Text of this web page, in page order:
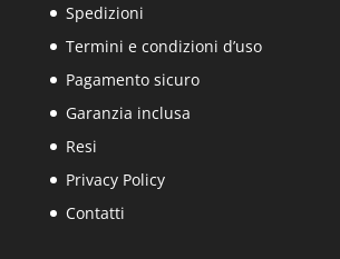
Spedizioni
Termini e condizioni d’uso
Pagamento sicuro
Garanzia inclusa
Resi
Privacy Policy
Contatti